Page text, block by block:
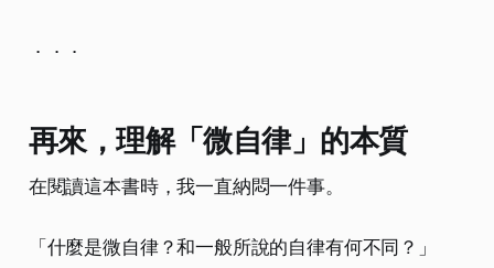
．．．
再來，理解「微自律」的本質
在閱讀這本書時，我一直納悶一件事。
「什麼是微自律？和一般所說的自律有何不同？」